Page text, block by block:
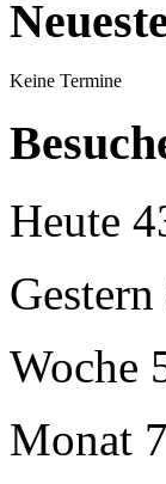
Keine Termine
Heute
Gestern
Woche
Monat